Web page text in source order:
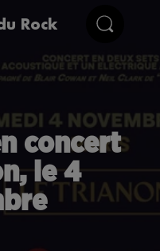
Rock
concert
le 4